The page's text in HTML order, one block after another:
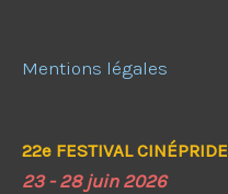
Mentions légales
22e FESTIVAL CINÉPRIDE
23 - 28 juin 2026